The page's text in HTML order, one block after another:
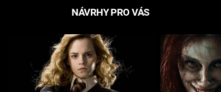
NÁVRHY PRO VÁS